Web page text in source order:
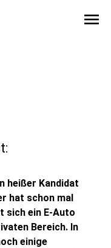
menu
heißer Kandidat
hat schon mal
sich ein E-Auto
Bereich. In
einige